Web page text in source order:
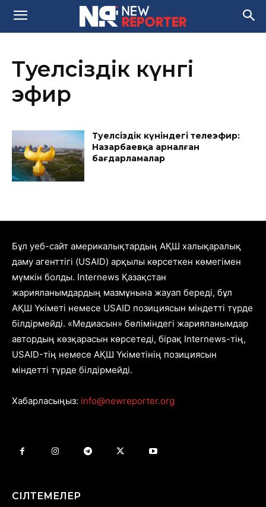
Тәуелсіздік күнгі
эфир
Тәуелсіздік күніндегі телеэфир:
Назарбаевқа арналған
бағдарламалар
Бұл уеб-сайт америкалықтардың АҚШ халықаралық
даму агенттігі (USAID) арқылы көрсеткен көмегімен
мүмкін болды. Internews Қазақстан
жарияланымдардың мазмұнына жауап береді, бұл
АҚШ Үкіметі немесе USAID позициясын міндетті түрде
білдірмейді. «Медиасын» бөліміндегі жарияланымдар
автордың көзқарасын көрсетеді, бірақ Internews-тің,
USAID-тің немесе АҚШ Үкіметінің позициясын
міндетті түрде білдірмейді.
Хабарласыңыз: info@newreporter.org
СІЛТЕМЕЛЕР